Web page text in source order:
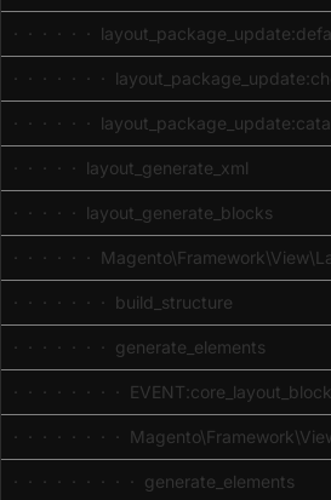
· · · · · ·
· · · · · · ·
· · · · · ·
· · · · · layout_generate_xml
· · · · · layout_generate_blocks
· · · · · ·
· · · · · · · build_structure
· · · · · · · generate_elements
· · · · · · · ·
· · · · · · · ·
· · · · · · · · · generate_elements